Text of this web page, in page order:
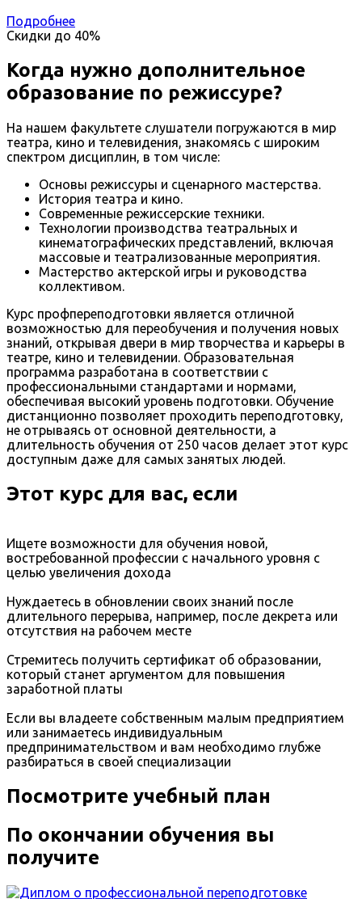
Подробнее
Скидки до 40%
Когда нужно дополнительное
образование по режиссуре?
На нашем факультете слушатели погружаются в мир
театра, кино и телевидения, знакомясь с широким
спектром дисциплин, в том числе:
Основы режиссуры и сценарного мастерства.
История театра и кино.
Современные режиссерские техники.
Технологии производства театральных и
кинематографических представлений, включая
массовые и театрализованные мероприятия.
Мастерство актерской игры и руководства
коллективом.
Курс профпереподготовки является отличной
возможностью для переобучения и получения новых
знаний, открывая двери в мир творчества и карьеры в
театре, кино и телевидении. Образовательная
программа разработана в соответствии с
профессиональными стандартами и нормами,
обеспечивая высокий уровень подготовки. Обучение
дистанционно позволяет проходить переподготовку,
не отрываясь от основной деятельности, а
длительность обучения от 250 часов делает этот курс
доступным даже для самых занятых людей.
Этот курс для вас, если
Ищете возможности для обучения новой,
востребованной профессии с начального уровня с
целью увеличения дохода
Нуждаетесь в обновлении своих знаний после
длительного перерыва, например, после декрета или
отсутствия на рабочем месте
Стремитесь получить сертификат об образовании,
который станет аргументом для повышения
заработной платы
Если вы владеете собственным малым предприятием
или занимаетесь индивидуальным
предпринимательством и вам необходимо глубже
разбираться в своей специализации
Посмотрите учебный план
По окончании обучения вы
получите